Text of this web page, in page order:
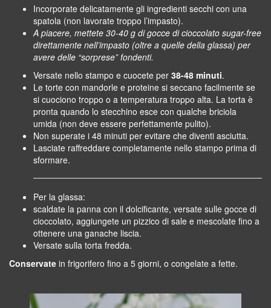
Incorporate delicatamente gli ingredienti secchi con una
spatola (non lavorate troppo l’impasto).
A piacere, mettete 30-40 g di gocce di cioccolato sugar-free
direttamente nell’impasto (oltre a quelle della glassa) per
avere delle “sorprese” fondenti.
Versate nello stampo e cuocete per 38-48 minuti.
Le torte con mandorle e proteine si seccano facilmente se
si cuociono troppo o a temperatura troppo alta. La torta è
pronta quando lo stecchino esce con qualche briciola
umida (non deve essere perfettamente pulito).
Non superate i 48 minuti per evitare che diventi asciutta.
Lasciate raffreddare completamente nello stampo prima di
sformare.
Per la glassa:
scaldate la panna con il dolcificante, versate sulle gocce di
cioccolato, aggiungete un pizzico di sale e mescolate fino a
ottenere una ganache liscia.
Versate sulla torta fredda.
Conservate in frigorifero fino a 5 giorni, o congelate a fette.